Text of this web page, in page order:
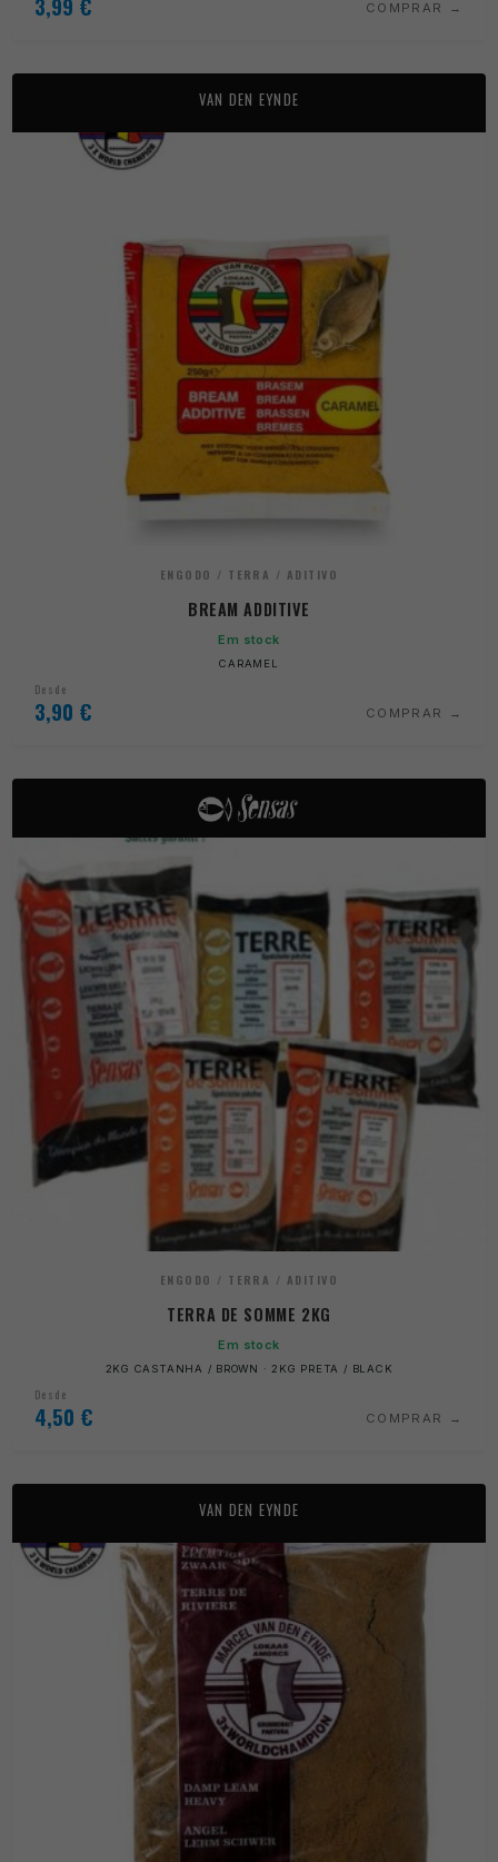
COMPRAR
VAN DEN EYNDE
ENGODO / TERRA / ADITIVO
BREAM ADDITIVE
Em stock
CARAMEL
Desde
3,90 € COMPRAR
ENGODO / TERRA / ADITIVO
TERRA DE SOMME 2KG
Em stock
2KG CASTANHA / BROWN · 2KG PRETA / BLACK
Desde
4,50 € COMPRAR
VAN DEN EYNDE